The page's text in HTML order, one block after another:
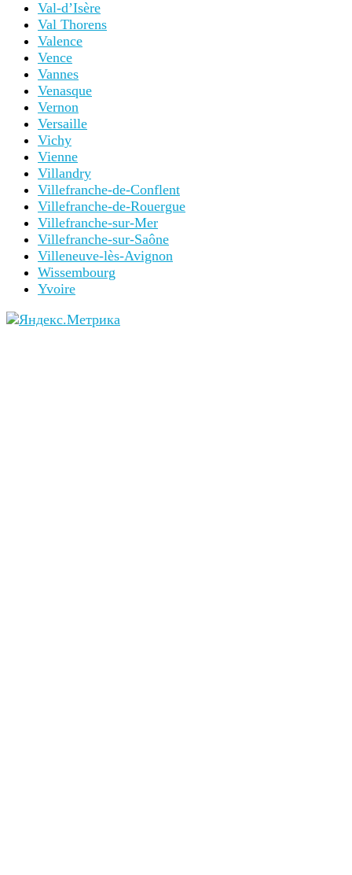
Val-d’Isère
Val Thorens
Valence
Vence
Vannes
Venasque
Vernon
Versaille
Vichy
Vienne
Villandry
Villefranche-de-Conflent
Villefranche-de-Rouergue
Villefranche-sur-Mer
Villefranche-sur-Saône
Villeneuve-lès-Avignon
Wissembourg
Yvoire